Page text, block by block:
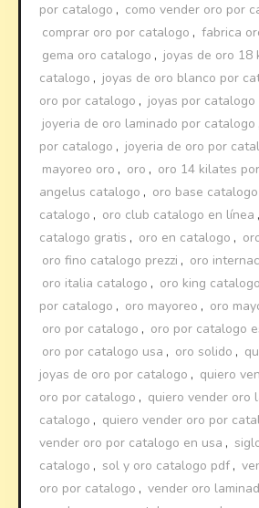
por catalogo , como vender oro por
comprar oro por catalogo , fabrica
gema oro catalogo , joyas de oro 18
catalogo , joyas de oro blanco por
oro por catalogo , joyas por
joyeria de oro laminado por catalogo
por catalogo , joyeria de oro por
mayoreo oro , oro , oro 14 kilates
angelus catalogo , oro base catalogo
catalogo , oro club catalogo en línea ,
catalogo gratis , oro en catalogo ,
oro fino catalogo prezzi , oro
oro italia catalogo , oro king catalogo
por catalogo , oro mayoreo , oro
oro por catalogo , oro por catalogo
oro por catalogo usa , oro solido ,
joyas de oro por catalogo , quiero
oro por catalogo , quiero vender oro
catalogo , quiero vender oro por
vender oro por catalogo en usa ,
catalogo , sol y oro catalogo pdf ,
oro por catalogo , vender oro